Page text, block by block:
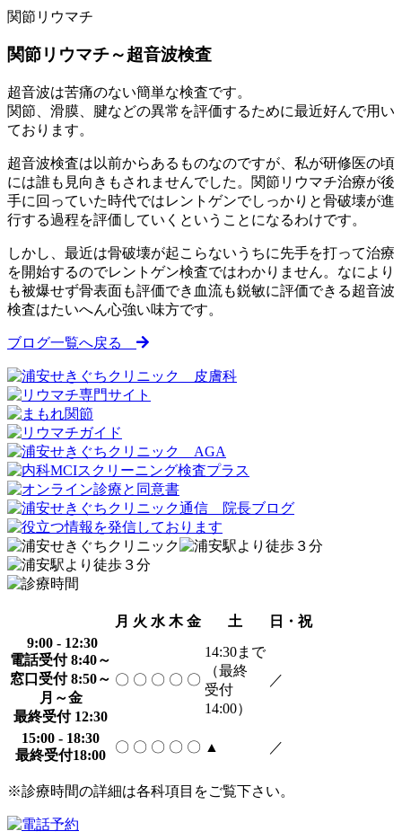
関節リウマチ
関節リウマチ～超音波検査
超音波は苦痛のない簡単な検査です。
関節、滑膜、腱などの異常を評価するために最近好んで用い
ております。
超音波検査は以前からあるものなのですが、私が研修医の頃
には誰も見向きもされませんでした。関節リウマチ治療が後
手に回っていた時代ではレントゲンでしっかりと骨破壊が進
行する過程を評価していくということになるわけです。
しかし、最近は骨破壊が起こらないうちに先手を打って治療
を開始するのでレントゲン検査ではわかりません。なにより
も被爆せず骨表面も評価でき血流も鋭敏に評価できる超音波
検査はたいへん心強い味方です。
ブログ一覧へ戻る
月 火 水 木 金 土
日・祝
9:00 - 12:30
電話受付 8:40～
窓口受付 8:50～
月～金
最終受付 12:30
〇 〇 〇 〇 〇
14:30まで
（最終
受付
14:00）
／
15:00 - 18:30
最終受付18:00
〇 〇 〇 〇 〇 ▲ ／
※診療時間の詳細は各科項目をご覧下さい。